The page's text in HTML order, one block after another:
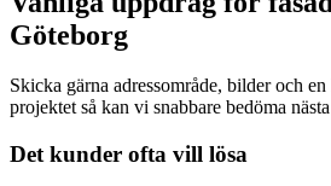
Göteborg
Skicka gärna adressområde, bilder och
projektet så kan vi snabbare bedöma
Det kunder ofta vill lösa